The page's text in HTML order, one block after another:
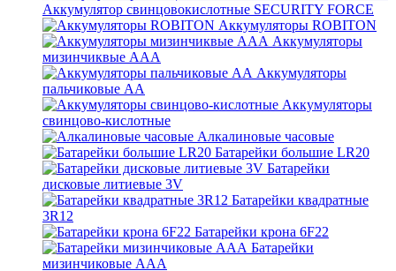
Аккумулятор свинцовокислотные SECURITY FORCE
Аккумуляторы ROBITON
Аккумуляторы
мизинчиквые ААА
Аккумуляторы
пальчиковые АА
Аккумуляторы
свинцово-кислотные
Алкалиновые часовые
Батарейки большие LR20
Батарейки
дисковые литиевые 3V
Батарейки квадратные
3R12
Батарейки крона 6F22
Батарейки
мизинчиковые ААА